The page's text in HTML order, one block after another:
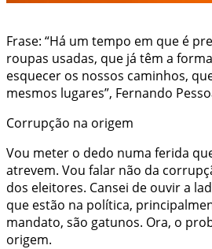
Frase: “Há um tempo em que é
roupas usadas, que já têm a
esquecer os nossos caminhos,
mesmos lugares”, Fernando
Corrupção na origem
Vou meter o dedo numa ferida
atrevem. Vou falar não da
dos eleitores. Cansei de ouvir a
que estão na política,
mandato, são gatunos. Ora, o
origem.